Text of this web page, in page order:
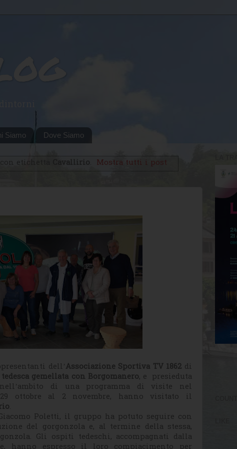
Siamo Dove Siamo
Mostra tutti i post
dell’Associazione Sportiva TV 1862 di
gemellata con Borgomanero, e presieduta
di una programma di visite nel
29 ottobre al 2 novembre, hanno visitato il
.
Poletti, il gruppo ha potuto seguire con
del gorgonzola e, al termine della stessa,
Gli ospiti tedeschi, accompagnati dalla